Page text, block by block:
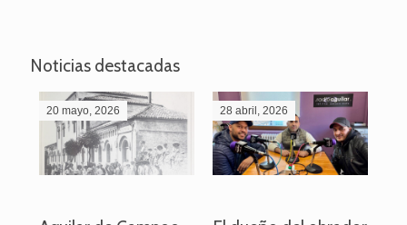
Noticias destacadas
20 mayo, 2026 28 abril, 2026